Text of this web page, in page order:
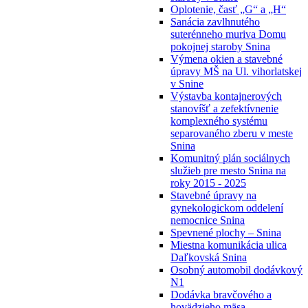
Oplotenie, časť „G“ a „H“
Sanácia zavlhnutého
suterénneho muriva Domu
pokojnej staroby Snina
Výmena okien a stavebné
úpravy MŠ na Ul. vihorlatskej
v Snine
Výstavba kontajnerových
stanovíšť a zefektívnenie
komplexného systému
separovaného zberu v meste
Snina
Komunitný plán sociálnych
služieb pre mesto Snina na
roky 2015 - 2025
Stavebné úpravy na
gynekologickom oddelení
nemocnice Snina
Spevnené plochy – Snina
Miestna komunikácia ulica
Daľkovská Snina
Osobný automobil dodávkový
N1
Dodávka bravčového a